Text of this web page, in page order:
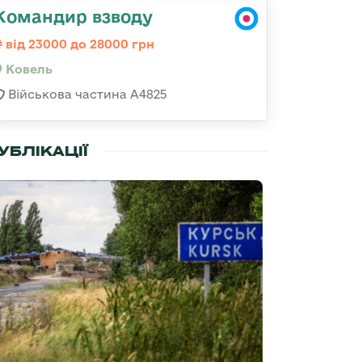
взводу
від 23000 до 28000 грн
Ковель
Військова частина А4825